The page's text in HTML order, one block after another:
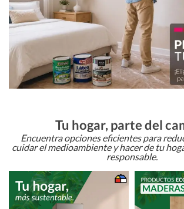
Tu hogar, parte del
Encuentra opciones eficientes para
cuidar el medioambiente y hacer de tu
responsable.